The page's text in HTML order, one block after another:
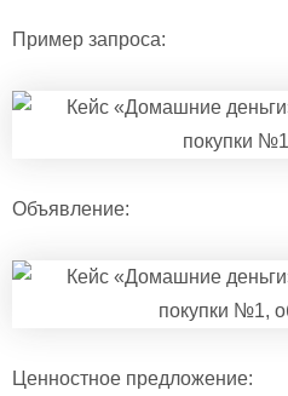
Пример запроса:
Объявление:
Ценностное предложение: